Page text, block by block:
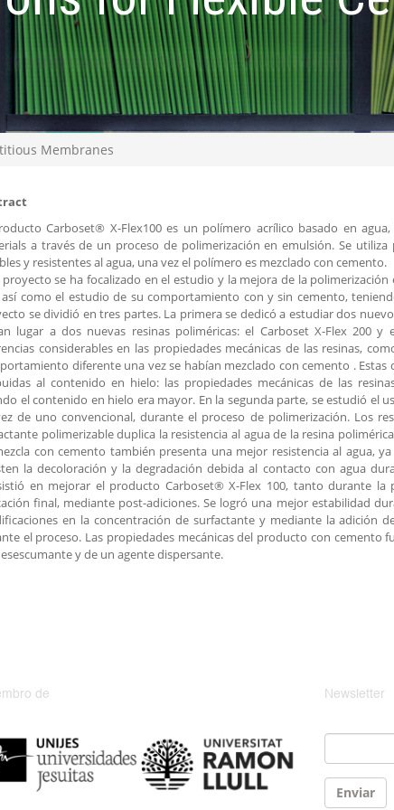
Membranes
Carboset® X-Flex100 es un polímero acrílico basado en
a través de un proceso de polimerización en emulsión. Se
y resistentes al agua, una vez el polímero es mezclado con cemento.
proyecto se ha focalizado en el estudio y la mejora de la
así como el estudio de su comportamiento con y sin cemento,
se dividió en tres partes. La primera se dedicó a estudiar dos
lugar a dos nuevas resinas poliméricas: el Carboset X-Flex 200 y
considerables en las propiedades mecánicas de las resinas,
diferente una vez se habían mezclado con cemento . Estas
al contenido en hielo: las propiedades mecánicas de las
el contenido en hielo era mayor. En la segunda parte, se estudió el
de uno convencional, durante el proceso de polimerización. Los
polimerizable duplica la resistencia al agua de la resina
con cemento también presenta una mejor resistencia al agua,
la decoloración y la degradación debida al contacto con agua
en mejorar el producto Carboset® X-Flex 100, tanto durante la
final, mediante post-adiciones. Se logró una mejor estabilidad
en la concentración de surfactante y mediante la adición
el proceso. Las propiedades mecánicas del producto con cemento
y de un agente dispersante.
de Newsletter
Email
Enviar